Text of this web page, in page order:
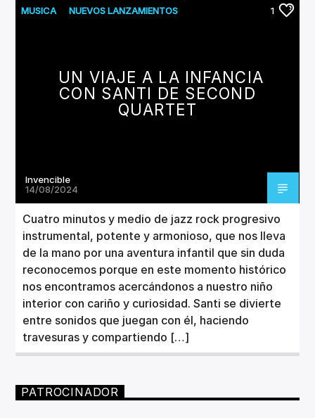
MUSICA NUEVOS LANZAMIENTOS 1
UN VIAJE A LA INFANCIA
CON SANTI DE SECOND
QUARTET
Invencible
14/08/2024
Cuatro minutos y medio de jazz rock progresivo
instrumental, potente y armonioso, que nos lleva
de la mano por una aventura infantil que sin duda
reconocemos porque en este momento histórico
nos encontramos acercándonos a nuestro niño
interior con cariño y curiosidad. Santi se divierte
entre sonidos que juegan con él, haciendo
travesuras y compartiendo […]
PATROCINADOR